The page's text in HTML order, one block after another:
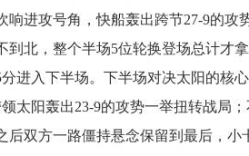
响进攻号角，快船轰出跨节27-9的攻
到北，整个半场5位轮换登场总计才拿
分进入下半场。下半场对决太阳的核
太阳轰出23-9的攻势一举扭转战局
后双方一路僵持悬念保留到最后，小